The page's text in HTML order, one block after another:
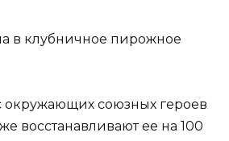
в клубничное пирожное
окружающих союзных героев
восстанавливают ее на 100